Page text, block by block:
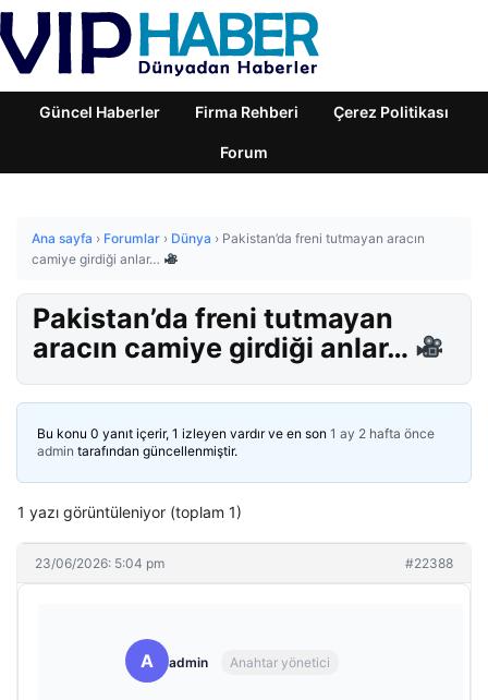
Güncel Haberler Firma Rehberi Çerez Politikası
Forum
Ana sayfa › Forumlar › Dünya › Pakistan’da freni tutmayan aracın
camiye girdiği anlar…
Pakistan’da freni tutmayan
aracın camiye girdiği anlar…
Bu konu 0 yanıt içerir, 1 izleyen vardır ve en son 1 ay 2 hafta önce
admin tarafından güncellenmiştir.
1 yazı görüntüleniyor (toplam 1)
23/06/2026: 5:04 pm #22388
A admin Anahtar yönetici